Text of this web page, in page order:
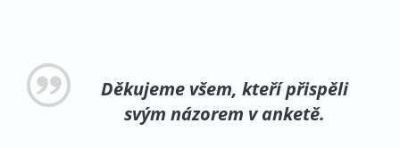
Děkujeme všem, kteří přispěli
svým názorem v anketě.